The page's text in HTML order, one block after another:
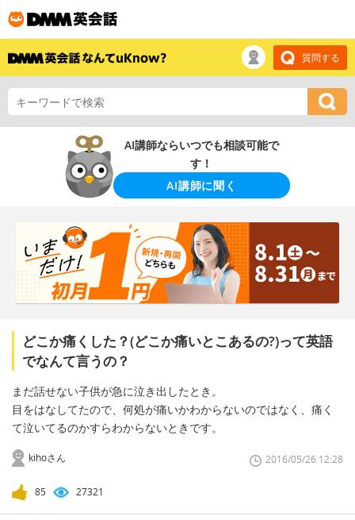
質問する
AI講師ならいつでも相談可能で
す！
AI講師に聞く
どこか痛くした？(どこか痛いとこあるの?)って英語
でなんて言うの？
まだ話せない子供が急に泣き出したとき。
目をはなしてたので、何処が痛いかわからないのではなく、痛く
て泣いてるのかすらわからないときです。
kihoさん 2016/05/26 12:28
85 27321